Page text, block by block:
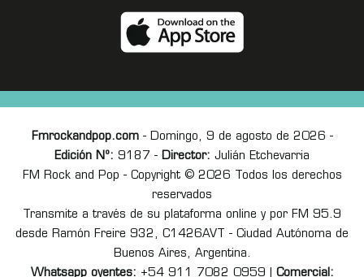
Fmrockandpop.com- Domingo, 9 de agosto de 2026 -
Edición Nº: 9187 - Director: Julián Etchevarria
FM Rock and Pop - Copyright © 2026 Todos los derechos
reservados
Transmite a través de su plataforma online y por FM 95.9
desde Ramón Freire 932, C1426AVT - Ciudad Autónoma de
Buenos Aires, Argentina.
Whatsapp oyentes: +54 911 7082 0959 | Comercial: